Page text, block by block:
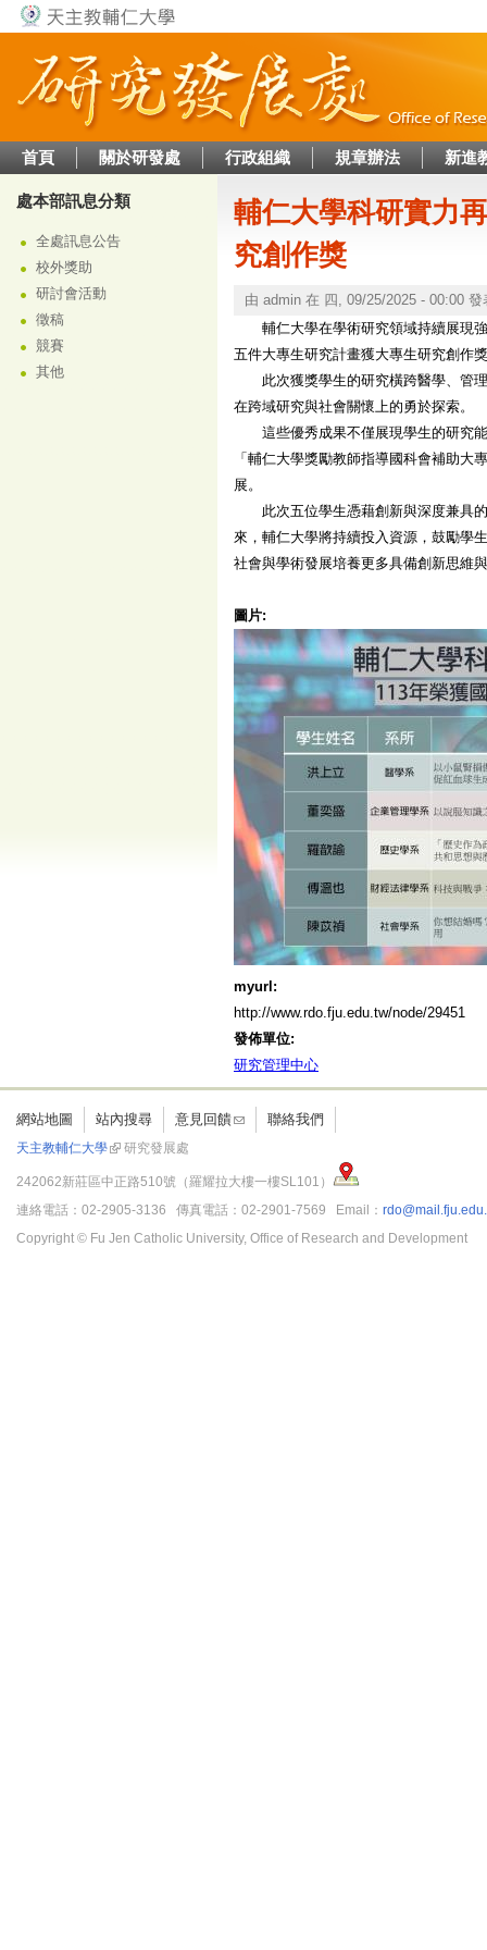
首頁 關於研發處 行政組織 規章辦法 新進
處本部訊息分類
全處訊息公告
校外獎助
研討會活動
徵稿
競賽
其他
輔仁大學科研實力
究創作獎
由 admin 在 四, 09/25/2025 - 00:00 發
輔仁大學在學術研究領域持續展現強
五件大專生研究計畫獲大專生研究創作
此次獲獎學生的研究橫跨醫學、管理
在跨域研究與社會關懷上的勇於探索。
這些優秀成果不僅展現學生的研究能
「輔仁大學獎勵教師指導國科會補助
展。
此次五位學生憑藉創新與深度兼具的
來，輔仁大學將持續投入資源，鼓勵學
社會與學術發展培養更多具備創新思維
圖片:
myurl:
http://www.rdo.fju.edu.tw/node/29451
發佈單位:
研究管理中心
網站地圖 站內搜尋 意見回饋 聯絡我們
天主教輔仁大學 研究發展處
242062新莊區中正路510號（羅耀拉大樓一樓SL101）
連絡電話：02-2905-3136 傳真電話：02-2901-7569 Email：
Copyright © Fu Jen Catholic University, Office of Research and Development